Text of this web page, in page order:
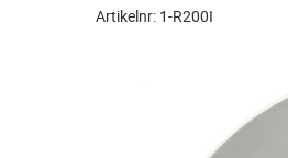
Artikelnr: 1-R200I